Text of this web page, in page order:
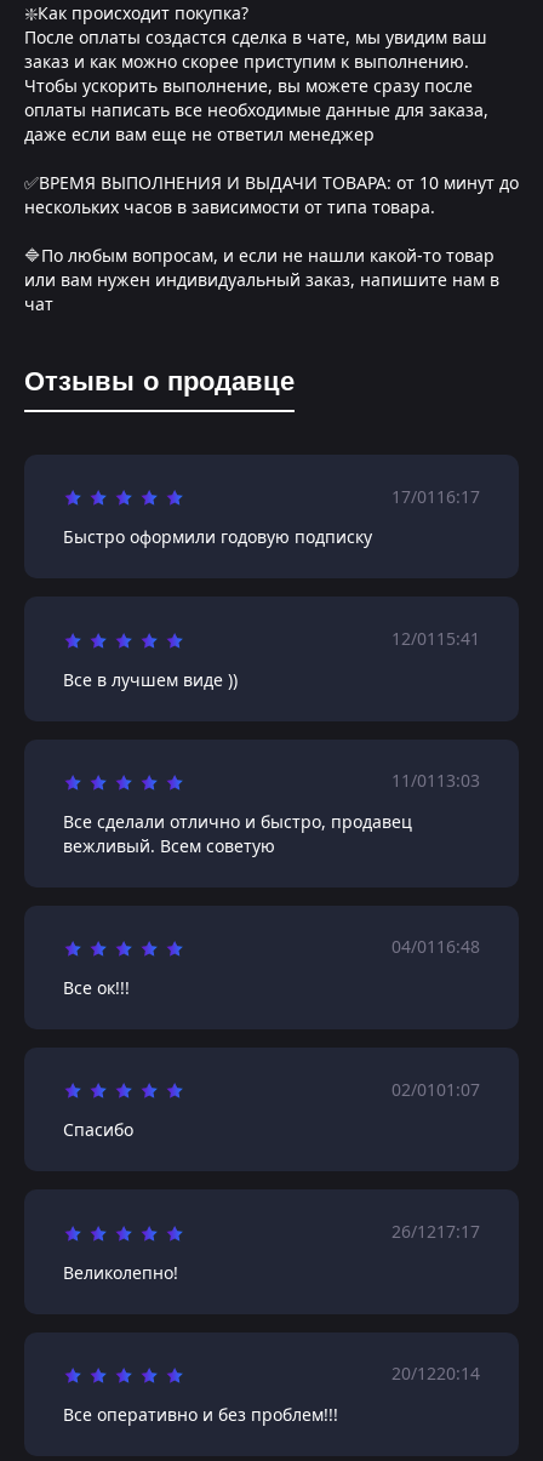
❇️Как происходит покупка?
После оплаты создастся сделка в чате, мы увидим ваш
заказ и как можно скорее приступим к выполнению.
Чтобы ускорить выполнение, вы можете сразу после
оплаты написать все необходимые данные для заказа,
даже если вам еще не ответил менеджер
✅ВРЕМЯ ВЫПОЛНЕНИЯ И ВЫДАЧИ ТОВАРА: от 10 минут до
нескольких часов в зависимости от типа товара.
🔷По любым вопросам, и если не нашли какой-то товар
или вам нужен индивидуальный заказ, напишите нам в
чат
Отзывы о продавце
17/01 16:17
Быстро оформили годовую подписку
12/01 15:41
Все в лучшем виде ))
11/01 13:03
Все сделали отлично и быстро, продавец
вежливый. Всем советую
04/01 16:48
Все ок!!!
02/0101:07
Спасибо
26/1217:17
Великолепно!
20/1220:14
Все оперативно и без проблем!!!